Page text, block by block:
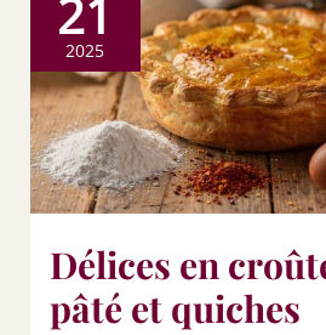
21
2025
Délices en
pâté et quiches